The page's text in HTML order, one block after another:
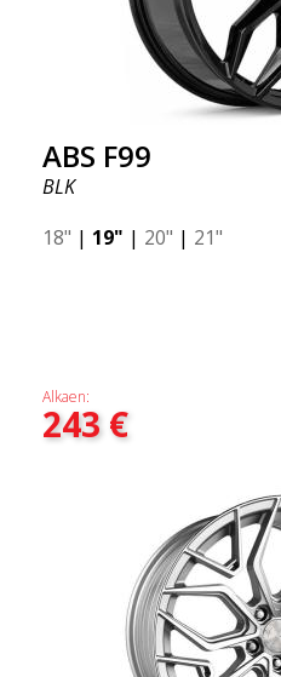
ABS F99
BLK
18" | 19" | 20" | 21"
Alkaen:
243€